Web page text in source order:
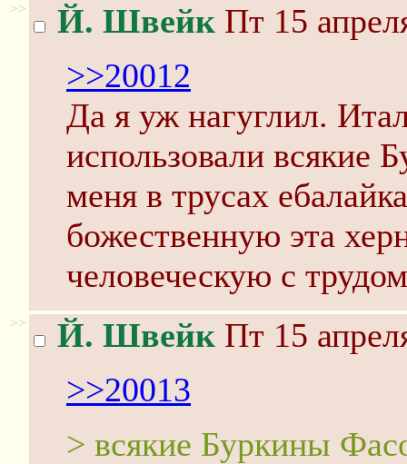
>> Й. Швейк Пт 15
>>20012
Да я уж нагуглил.
использовали
меня в трусах
божественную эта
человеческую с
>> Й. Швейк Пт 15
>>20013
> всякие Буркины